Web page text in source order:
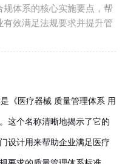
规体系的核心实施要点，帮
有效满足法规要求并提升管
《医疗器械 质量管理体系 用
这个名称清晰地揭示了它的
设计用来帮助企业满足医疗